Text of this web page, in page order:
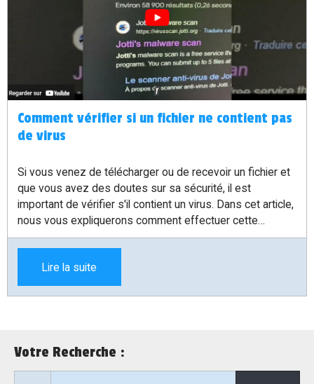
Comment vérifier si un fichier ne contient pas
de virus
Si vous venez de télécharger ou de recevoir un fichier et
que vous avez des doutes sur sa sécurité, il est
important de vérifier s'il contient un virus. Dans cet article,
nous vous expliquerons comment effectuer cette
vérification rapidement et facilement.
Lire la suite
Votre Recherche :